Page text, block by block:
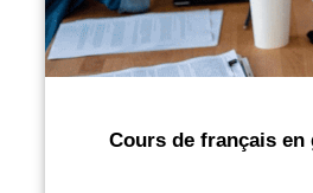
Cours de français en